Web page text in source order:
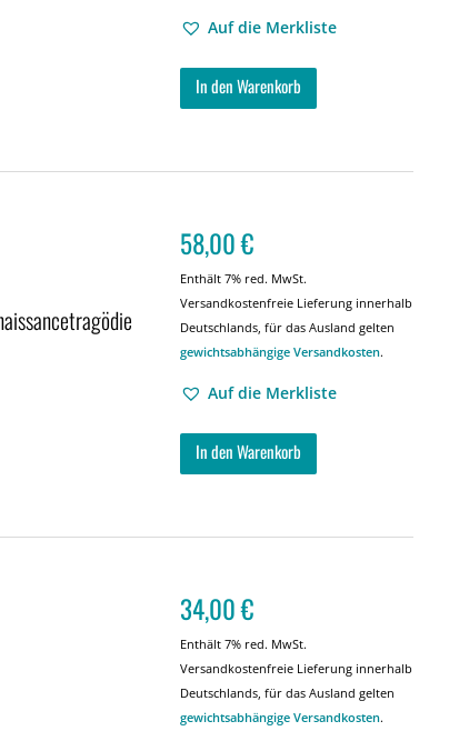
Auf die Merkliste
In den Warenkorb
58,00€
Enthält 7% red. MwSt.
Versandkostenfreie Lieferung innerhalb
Deutschlands, für das Ausland gelten
gewichtsabhängige Versandkosten.
Auf die Merkliste
In den Warenkorb
34,00€
Enthält 7% red. MwSt.
Versandkostenfreie Lieferung innerhalb
Deutschlands, für das Ausland gelten
gewichtsabhängige Versandkosten.